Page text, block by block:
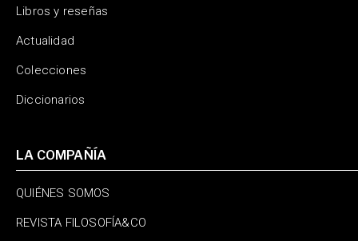
Libros y reseñas
Actualidad
Colecciones
Diccionarios
LA COMPAÑÍA
QUIÉNES SOMOS
REVISTA FILOSOFÍA&CO